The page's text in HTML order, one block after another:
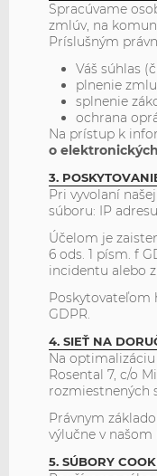
Spracúvame
zmlúv, na
Príslušným
Váš súhlas
plnenie
splnenie
ochrana
Na prístup k
o
3.
Pri vyvolaní
súboru: IP
Účelom je
6 ods. 1 písm. f
incidentu alebo
Poskytovateľom
GDPR.
4. SIEŤ NA
Na
Rosental 7, c/o
rozmiestnených
Právnym
výlučne v
5. SÚBORY